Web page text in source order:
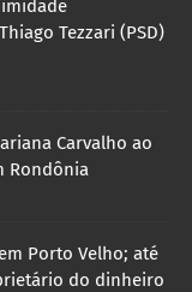
Tezzari (PSD)
Carvalho ao
Rondônia
Porto Velho; até
do dinheiro